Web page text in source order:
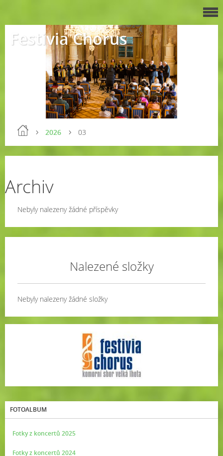
Festivia Chorus
2026 03
Archiv
Nebyly nalezeny žádné příspěvky
Nalezené složky
Nebyly nalezeny žádné složky
FOTOALBUM
Fotky z koncertů 2025
Fotky z koncertů 2024